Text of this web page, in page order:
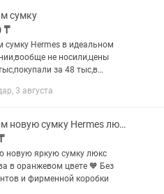
сумку
₸
сумку Hermes в идеальном
не носили,цены
за 48 тыс,в
3 августа
Продам новую сумку Hermes люкс качества
новую яркую сумку люкс
в оранжевом цвете 🧡 Без
и фирменной коробки